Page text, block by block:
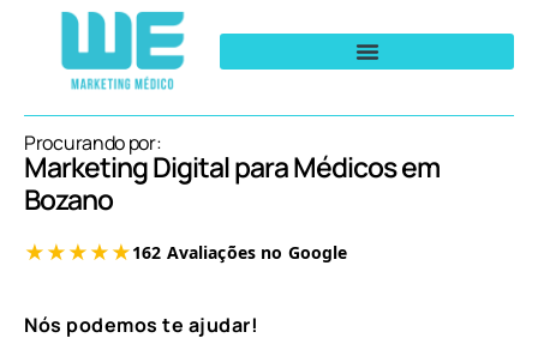
Procurando por:
Marketing Digital para Médicos em
Bozano
Nós podemos te ajudar!